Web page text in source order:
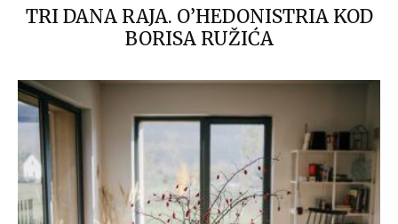
TRI DANA RAJA. O’HEDONISTRIA KOD
BORISA RUŽIĆA